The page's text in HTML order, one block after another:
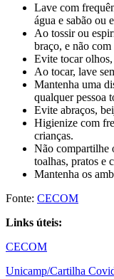
Lave com
água e sabão ou
Ao tossir ou
braço, e não com
Evite tocar olhos,
Ao tocar, lave
Mantenha uma
qualquer pessoa
Evite abraços,
Higienize com
crianças.
Não compartilhe
toalhas, pratos e
Mantenha os
Fonte: CECOM
Links úteis:
CECOM
Unicamp/Cartilha